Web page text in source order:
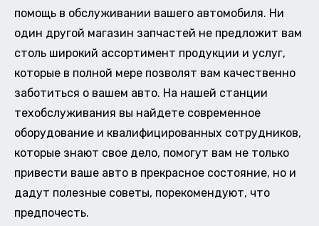
помощь в обслуживании вашего автомобиля. Ни
один другой магазин запчастей не предложит вам
столь широкий ассортимент продукции и услуг,
которые в полной мере позволят вам качественно
заботиться о вашем авто. На нашей станции
техобслуживания вы найдете современное
оборудование и квалифицированных сотрудников,
которые знают свое дело, помогут вам не только
привести ваше авто в прекрасное состояние, но и
дадут полезные советы, порекомендуют, что
предпочесть.